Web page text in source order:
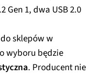
Gen 1, dwa USB 2.0
sklepów w
wyboru będzie
. Producent nie